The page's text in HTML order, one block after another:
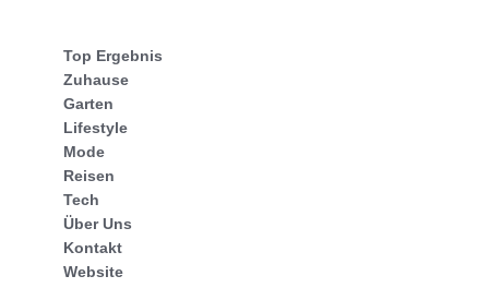
Top Ergebnis
Zuhause
Garten
Lifestyle
Mode
Reisen
Tech
Über Uns
Kontakt
Website